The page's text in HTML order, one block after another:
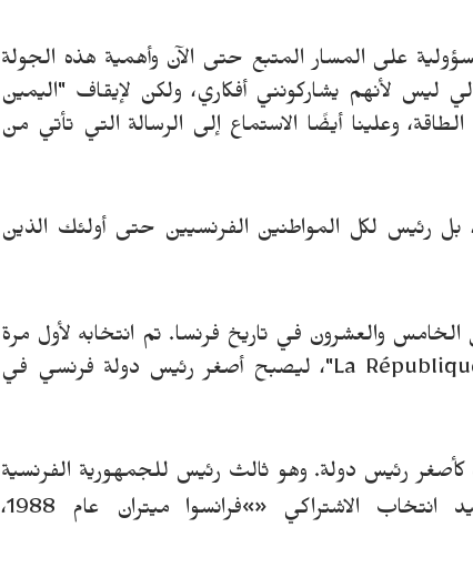
على المسار المتبع حتى الآن وأهمية هذه الجولة
لي ليس لأنهم يشاركونني أفكاري، ولكن لإيقاف "اليمين
وعلينا أيضًا الاستماع إلى الرسالة التي تأتي من
بل رئيس لكل المواطنين الفرنسيين حتى أولئك الذين
عامًا، هو الرئيس الخامس والعشرون في تاريخ فرنسا. تم انتخابه لأول مرة
في 14 مايو 2017 مع حزبه "La République En Marche"، ليصبح أصغر رئيس دولة فرنسي في
كأصغر رئيس دولة. وهو ثالث رئيس للجمهورية الفرنسية
انتخاب الاشتراكي «»فرانسوا ميتران
عام 1988،